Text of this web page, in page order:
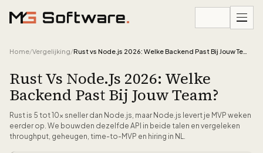
Home/Vergelijking/
Rust Vs Node.js 2026: Welke
Backend Past Bij Jouw Team?
Rust is 5 tot 10x sneller dan Node.js, maar Node.js levert je MVP weken
eerder op. We bouwden dezelfde API in beide talen en vergeleken
throughput, geheugen, time-to-MVP en hiring in NL.